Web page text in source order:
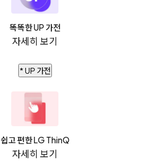
똑똑한 UP 가전
자세히 보기
* UP 가전
쉽고 편한 LG ThinQ
자세히 보기